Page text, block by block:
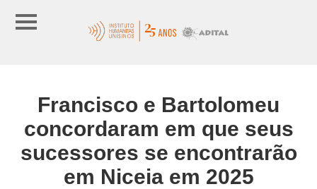
Francisco e Bartolomeu
concordaram em que seus
sucessores se encontrarão
em Niceia em 2025